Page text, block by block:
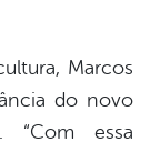
Marcos
do novo
“Com essa